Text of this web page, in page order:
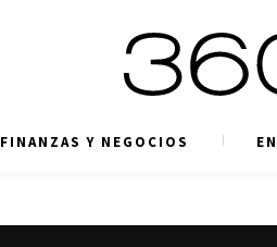
Y NEGOCIOS